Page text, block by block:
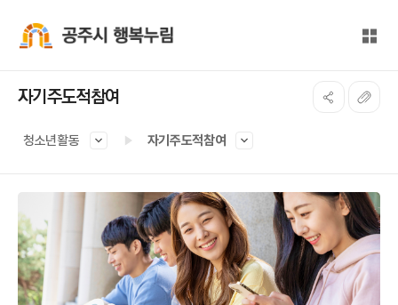
전체
자기주도적참여
청소년활동 자기주도적참여